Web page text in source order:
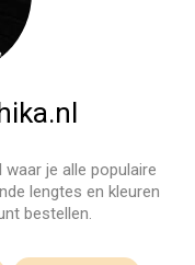
je alle populaire
lengtes en kleuren
bestellen.